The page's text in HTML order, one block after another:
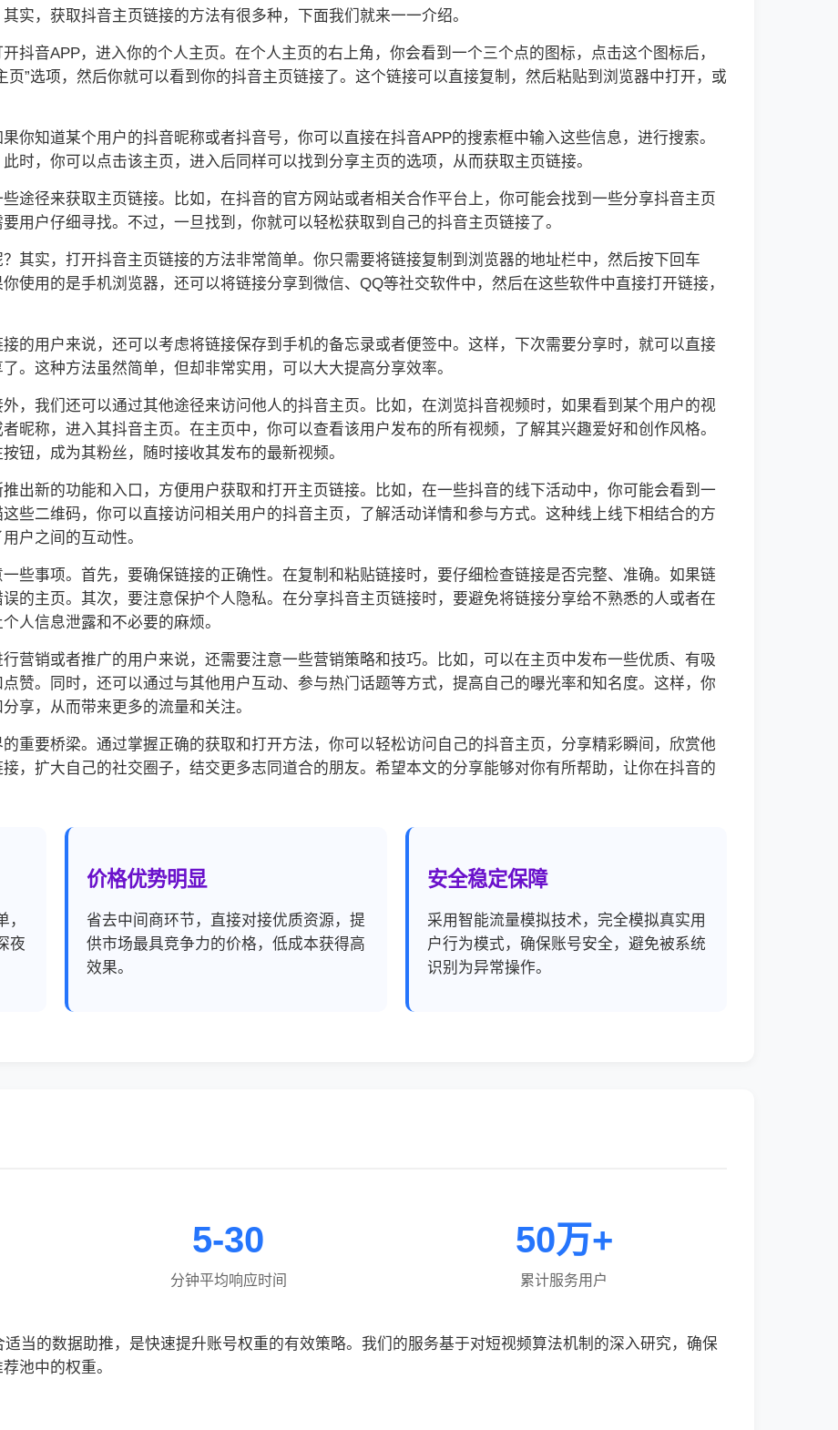
实，获取抖音主页链接的方法有很多种，下面我们就来一一介绍。
抖音APP，进入你的个人主页。在个人主页的右上角，你会看到一个三个点的图标，点击这个图标后，
页”选项，然后你就可以看到你的抖音主页链接了。这个链接可以直接复制，然后粘贴到浏览器中打开，或
你知道某个用户的抖音昵称或者抖音号，你可以直接在抖音APP的搜索框中输入这些信息，进行搜索。
时，你可以点击该主页，进入后同样可以找到分享主页的选项，从而获取主页链接。
途径来获取主页链接。比如，在抖音的官方网站或者相关合作平台上，你可能会找到一些分享抖音主页
用户仔细寻找。不过，一旦找到，你就可以轻松获取到自己的抖音主页链接了。
其实，打开抖音主页链接的方法非常简单。你只需要将链接复制到浏览器的地址栏中，然后按下回车
使用的是手机浏览器，还可以将链接分享到微信、QQ等社交软件中，然后在这些软件中直接打开链接，
的用户来说，还可以考虑将链接保存到手机的备忘录或者便签中。这样，下次需要分享时，就可以直接
。这种方法虽然简单，但却非常实用，可以大大提高分享效率。
，我们还可以通过其他途径来访问他人的抖音主页。比如，在浏览抖音视频时，如果看到某个用户的视
昵称，进入其抖音主页。在主页中，你可以查看该用户发布的所有视频，了解其兴趣爱好和创作风格。
钮，成为其粉丝，随时接收其发布的最新视频。
出新的功能和入口，方便用户获取和打开主页链接。比如，在一些抖音的线下活动中，你可能会看到一
些二维码，你可以直接访问相关用户的抖音主页，了解活动详情和参与方式。这种线上线下相结合的方
户之间的互动性。
些事项。首先，要确保链接的正确性。在复制和粘贴链接时，要仔细检查链接是否完整、准确。如果链
的主页。其次，要注意保护个人隐私。在分享抖音主页链接时，要避免将链接分享给不熟悉的人或者在
人信息泄露和不必要的麻烦。
营销或者推广的用户来说，还需要注意一些营销策略和技巧。比如，可以在主页中发布一些优质、有吸
赞。同时，还可以通过与其他用户互动、参与热门话题等方式，提高自己的曝光率和知名度。这样，你
享，从而带来更多的流量和关注。
重要桥梁。通过掌握正确的获取和打开方法，你可以轻松访问自己的抖音主页，分享精彩瞬间，欣赏他
，扩大自己的社交圈子，结交更多志同道合的朋友。希望本文的分享能够对你有所帮助，让你在抖音的
夜
价格优势明显
省去中间商环节，直接对接优质资源，提
供市场最具竞争力的价格，低成本获得高
效果。
安全稳定保障
采用智能流量模拟技术，完全模拟真实用
户行为模式，确保账号安全，避免被系统
识别为异常操作。
5-30
分钟平均响应时间
50万+
累计服务用户
当的数据助推，是快速提升账号权重的有效策略。我们的服务基于对短视频算法机制的深入研究，确保
池中的权重。